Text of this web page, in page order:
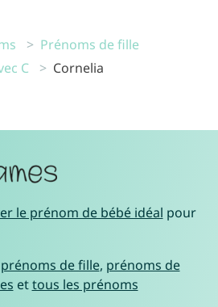
Prénoms de fille
C
Cornelia
le prénom de bébé idéal pour
prénoms de fille, prénoms de
ettous les prénoms